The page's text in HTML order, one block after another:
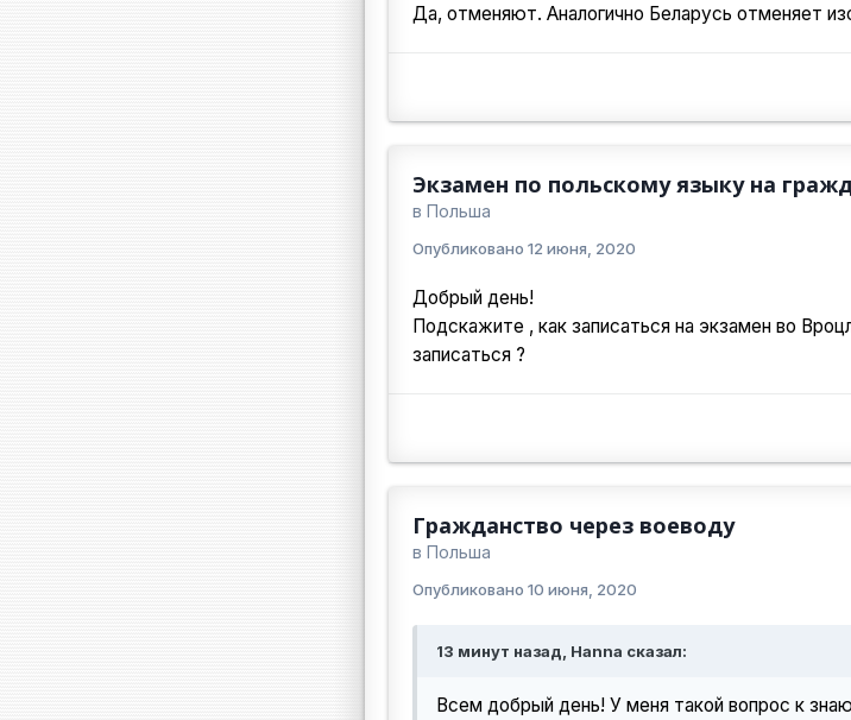
Да, отменяют. Аналогично Беларусь отменяет
Экзамен по польскому языку на
в Польша
Опубликовано 12 июня, 2020
Добрый день!
Подскажите , как записаться на экзамен во
записаться ?
Гражданство через воеводу
в Польша
Опубликовано 10 июня, 2020
13 минут назад, Hanna сказал:
Всем добрый день! У меня такой вопрос к